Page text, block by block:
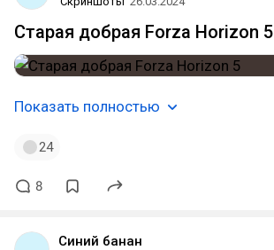
Старая добрая Forza Horizon 5
Показать полностью
24
8
Синий банан